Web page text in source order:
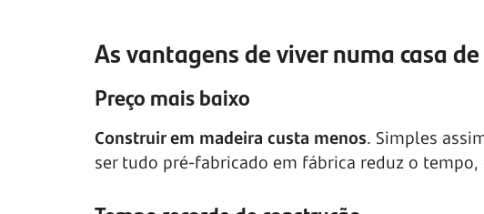
As vantagens de viver numa casa
Preço mais baixo
Construir em madeira custa menos. Simples
ser tudo pré-fabricado em fábrica reduz o